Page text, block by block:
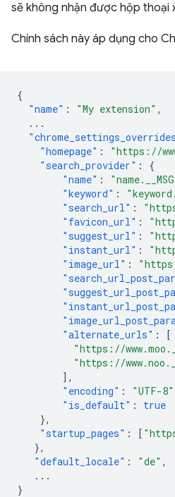
sẽ không nhận được hộp thoại
Chính sách này áp dụng cho
{
"name" : "My extension" ,
...
"homepage" : "https://
"search_provider" :
{
"name" :
"keyword" :
"search_url" :
"favicon_url" :
"suggest_url" :
"instant_url" :
"image_url" :
"alternate_urls" :
[
"https://
"https://
],
"encoding" : "UTF-8"
"is_default" :
true
},
"startup_pages" : [
},
"default_locale" : "de" ,
...
}